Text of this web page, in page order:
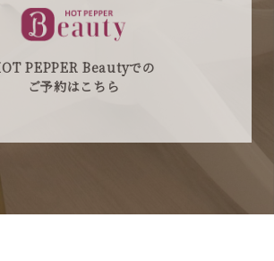
PEPPER Beautyでの
ご予約はこちら